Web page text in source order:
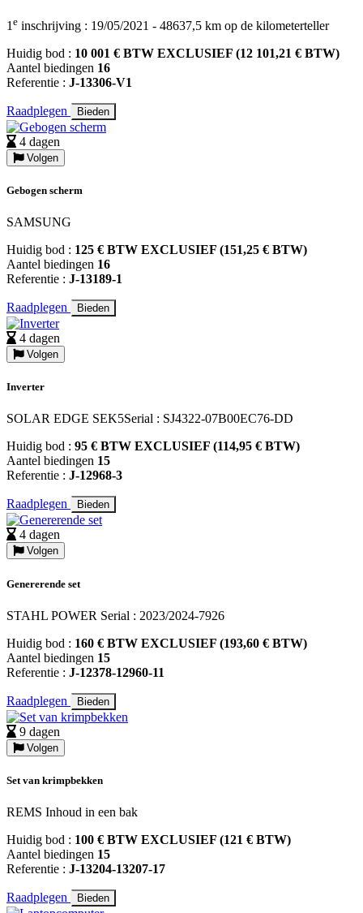
1 e inschrijving : 19/05/2021 - 48637,5 km op de kilometerteller
Huidig bod : 10 001 € BTW EXCLUSIEF (12 101,21 € BTW)
Aantel biedingen 16
Referentie : J-13306-V1
Raadplegen Bieden
4 dagen
Volgen
Gebogen scherm
SAMSUNG
Huidig bod : 125 € BTW EXCLUSIEF (151,25 € BTW)
Aantel biedingen 16
Referentie : J-13189-1
Raadplegen Bieden
4 dagen
Volgen
Inverter
SOLAR EDGE SEK5Serial : SJ4322-07B00EC76-DD
Huidig bod : 95 € BTW EXCLUSIEF (114,95 € BTW)
Aantel biedingen 15
Referentie : J-12968-3
Raadplegen Bieden
4 dagen
Volgen
Genererende set
STAHL POWER Serial : 2023/2024-7926
Huidig bod : 160 € BTW EXCLUSIEF (193,60 € BTW)
Aantel biedingen 15
Referentie : J-12378-12960-11
Raadplegen Bieden
9 dagen
Volgen
Set van krimpbekken
REMS Inhoud in een bak
Huidig bod : 100 € BTW EXCLUSIEF (121 € BTW)
Aantel biedingen 15
Referentie : J-13204-13207-17
Raadplegen Bieden